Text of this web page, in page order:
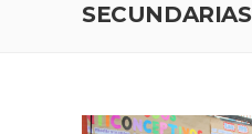
SECUNDARIAS